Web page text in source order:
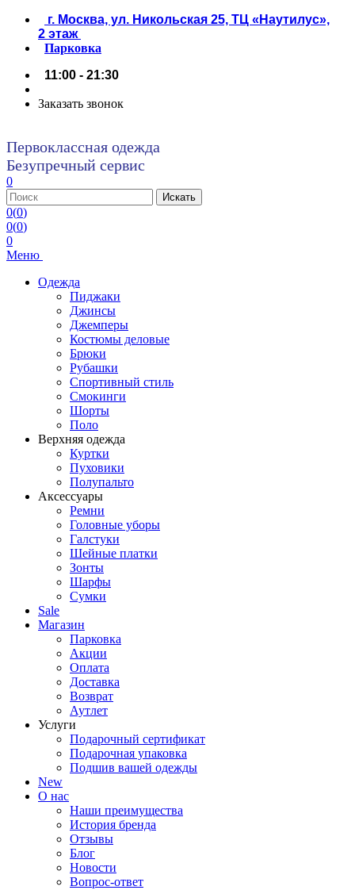
г. Москва, ул. Никольская 25, ТЦ «Наутилус»,
2 этаж
Парковка
11:00 - 21:30
Заказать звонок
Первоклассная одежда
Безупречный сервис
0
0(0)
0(0)
0
Меню
Одежда
Пиджаки
Джинсы
Джемперы
Костюмы деловые
Брюки
Рубашки
Спортивный стиль
Смокинги
Шорты
Поло
Верхняя одежда
Куртки
Пуховики
Полупальто
Аксессуары
Ремни
Головные уборы
Галстуки
Шейные платки
Зонты
Шарфы
Сумки
Sale
Магазин
Парковка
Акции
Оплата
Доставка
Возврат
Аутлет
Услуги
Подарочный сертификат
Подарочная упаковка
Подшив вашей одежды
New
О нас
Наши преимущества
История бренда
Отзывы
Блог
Новости
Вопрос-ответ